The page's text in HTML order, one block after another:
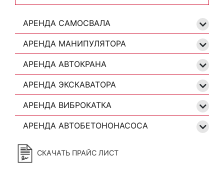
АРЕНДА САМОСВАЛА
АРЕНДА МАНИПУЛЯТОРА
АРЕНДА АВТОКРАНА
АРЕНДА ЭКСКАВАТОРА
АРЕНДА ВИБРОКАТКА
АРЕНДА АВТОБЕТОНОНАСОСА
СКАЧАТЬ ПРАЙС ЛИСТ